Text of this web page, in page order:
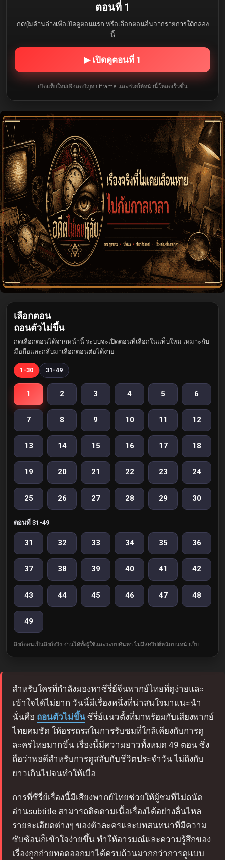
ตอนที่ 1
กดปุ่มด้านล่างเพื่อเปิดดูตอนแรก หรือเลือกตอนอื่นจากรายการใต้กล่อง
นี้
▶ เปิดดูตอนที่ 1
เปิดแท็บใหม่เพื่อลดปัญหา iframe และช่วยให้หน้านี้โหลดเร็วขึ้น
เลือกตอน
ถอนตัวไม่ขึ้น
กดเลือกตอนได้จากหน้านี้ ระบบจะเปิดตอนที่เลือกในแท็บใหม่ เหมาะกับ
มือถือและกลับมาเลือกตอนต่อได้ง่าย
1-30 31-49
1 2 3 4 5 6
7 8 9 10 11 12
13 14 15 16 17 18
19 20 21 22 23 24
25 26 27 28 29 30
ตอนที่ 31-49
31 32 33 34 35 36
37 38 39 40 41 42
43 44 45 46 47 48
49
ลิงก์ตอนเป็นลิงก์จริง อ่านได้ทั้งผู้ใช้และระบบค้นหา ไม่มีสคริปต์หนักบนหน้าเว็บ
สำหรับใครที่กำลังมองหาซีรี่ย์จีนพากย์ไทยที่ดูง่ายและ
เข้าใจได้ไม่ยาก วันนี้มีเรื่องหนึ่งที่น่าสนใจมาแนะนำ
นั่นคือ ถอนตัวไม่ขึ้น ซีรี่ย์แนวตั้งที่มาพร้อมกับเสียงพากย์
ไทยคมชัด ให้อรรถรสในการรับชมที่ใกล้เคียงกับการดู
ละครไทยมากขึ้น เรื่องนี้มีความยาวทั้งหมด 49 ตอน ซึ่ง
ถือว่าพอดีสำหรับการดูสลับกับชีวิตประจำวัน ไม่ถึงกับ
ยาวเกินไปจนทำให้เบื่อ
การที่ซีรี่ย์เรื่องนี้มีเสียงพากย์ไทยช่วยให้ผู้ชมที่ไม่ถนัด
อ่านsubtitle สามารถติดตามเนื้อเรื่องได้อย่างลื่นไหล
รายละเอียดต่างๆ ของตัวละครและบทสนทนาที่มีความ
ซับซ้อนก็เข้าใจง่ายขึ้น ทำให้อารมณ์และความรู้สึกของ
เรื่องถูกถ่ายทอดออกมาได้ครบถ้วนมากกว่าการดูแบบ